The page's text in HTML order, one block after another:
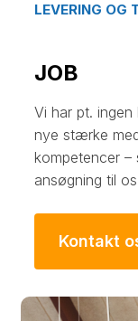
LEVERING OG
JOB
Vi har pt.
nye stærke
kompetencer
ansøgning til
Kontakt